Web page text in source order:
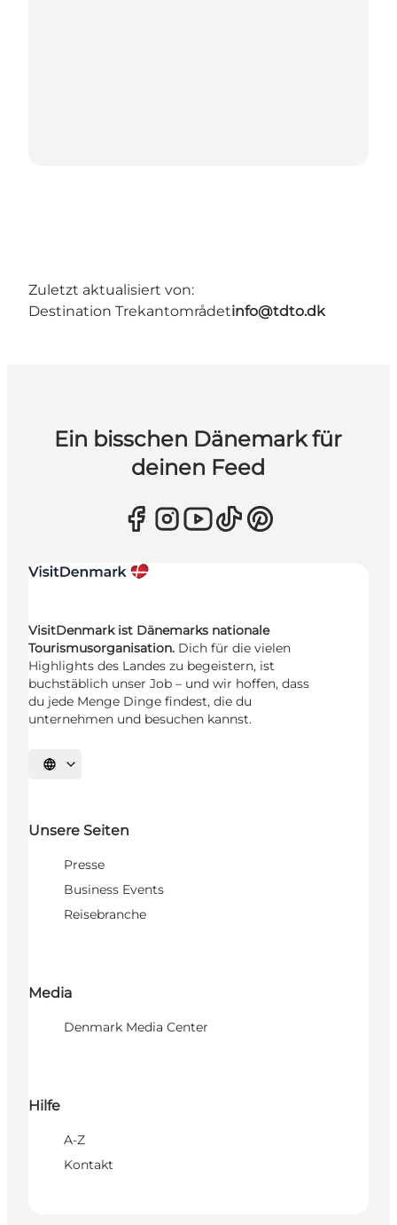
Zuletzt aktualisiert von:
Destination Trekantområdetinfo@tdto.dk
Ein bisschen Dänemark für
deinen Feed
VisitDenmark ist Dänemarks nationale
Tourismusorganisation. Dich für die vielen
Highlights des Landes zu begeistern, ist
buchstäblich unser Job – und wir hoffen, dass
du jede Menge Dinge findest, die du
unternehmen und besuchen kannst.
Sprache auswählen
Unsere Seiten
Presse
Business Events
Reisebranche
Media
Denmark Media Center
Hilfe
A-Z
Kontakt